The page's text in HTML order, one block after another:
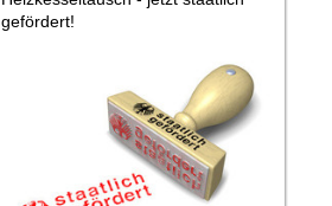
gefördert!